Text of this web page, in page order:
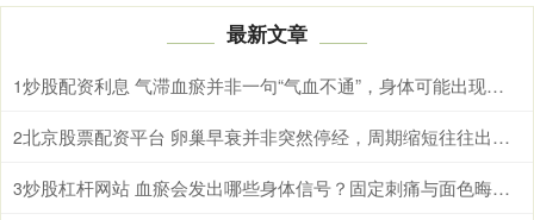
最新文章
1 炒股配资利息 气滞血瘀并非一句“气血不通”，身体可能出现这些变化
2 北京股票配资平台 卵巢早衰并非突然停经，周期缩短往往出现得更早
3 炒股杠杆网站 血瘀会发出哪些身体信号？固定刺痛与面色晦暗需综合辨别